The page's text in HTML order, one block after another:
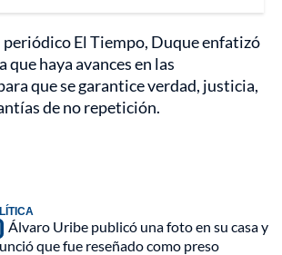
periódico El Tiempo, Duque enfatizó
que haya avances en las
que se garantice verdad, justicia,
de no repetición.
Álvaro Uribe publicó una foto en su casa y
que fue reseñado como preso